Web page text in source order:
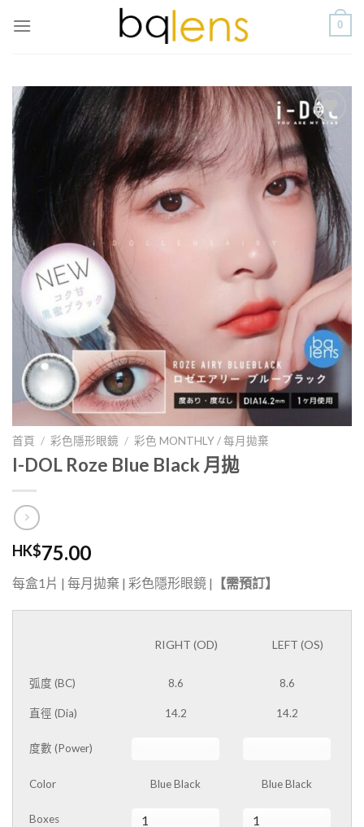
0
添加
到喜
愛清
單
首頁 / 彩色隱形眼鏡 / 彩色 MONTHLY / 每月拋棄
I-DOL Roze Blue Black 月拋
HK$75.00
每盒1片 | 每月拋棄 | 彩色隱形眼鏡 | 【需預訂】
RIGHT (OD) LEFT (OS)
弧度 (BC) 8.6 8.6
直徑 (Dia) 14.2 14.2
度數 (Power)
Color Blue Black Blue Black
Boxes